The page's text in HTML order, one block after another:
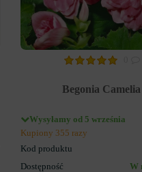
Begonia Camelia
Wysyłamy od 5 września
Kupiony 355 razy
Kod produktu
Dostępność
W